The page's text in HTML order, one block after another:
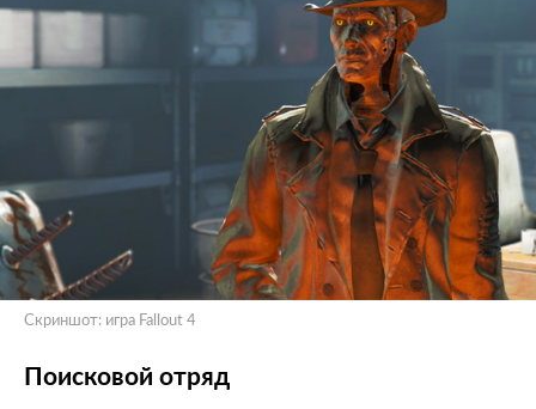
Скриншот: игра Fallout 4
Поисковой отряд